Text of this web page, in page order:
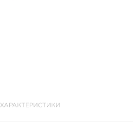
ХАРАКТЕРИСТИКИ